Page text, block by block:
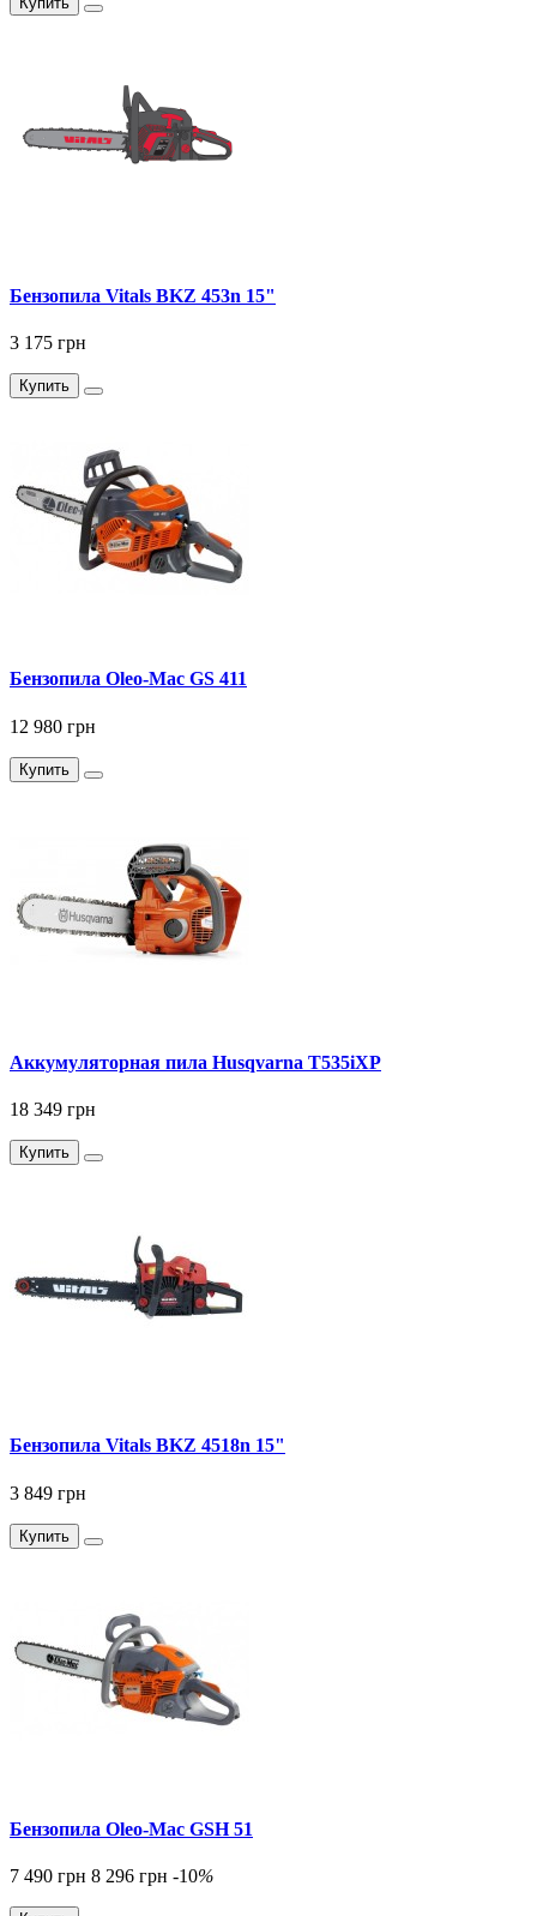
Бензопила Vitals BKZ 453n 15"
3 175 грн
Купить
Бензопила Oleo-Mac GS 411
12 980 грн
Купить
Аккумуляторная пила Husqvarna T535iXP
18 349 грн
Купить
Бензопила Vitals BKZ 4518n 15"
3 849 грн
Купить
Бензопила Oleo-Mac GSH 51
7 490 грн 8 296 грн -10%